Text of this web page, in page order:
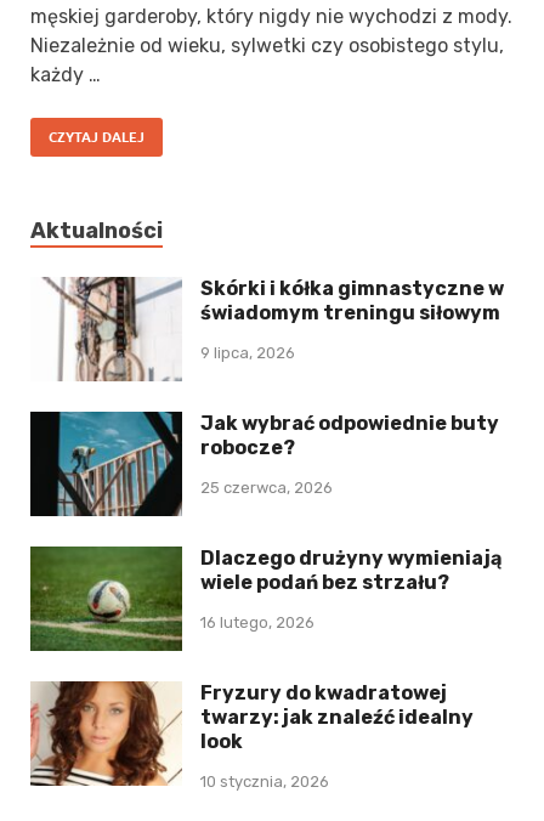
męskiej garderoby, który nigdy nie wychodzi z mody.
Niezależnie od wieku, sylwetki czy osobistego stylu,
każdy …
CZYTAJ DALEJ
Aktualności
Skórki i kółka gimnastyczne w
świadomym treningu siłowym
9 lipca, 2026
Jak wybrać odpowiednie buty
robocze?
25 czerwca, 2026
Dlaczego drużyny wymieniają
wiele podań bez strzału?
16 lutego, 2026
Fryzury do kwadratowej
twarzy: jak znaleźć idealny
look
10 stycznia, 2026